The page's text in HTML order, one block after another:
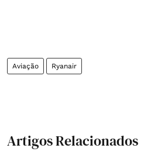
Aviação Ryanair
Artigos Relacionados